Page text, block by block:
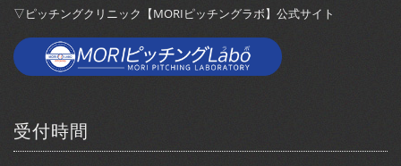
▽ピッチングクリニック【MORIピッチングラボ】公式サイト
受付時間